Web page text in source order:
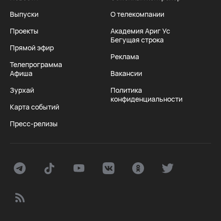
Выпуски
Проекты
Прямой эфир
Телепрограмма
Афиша
Зурхай
Карта событий
Пресс-релизы
О телекомпании
Академия Ариг Ус
Бегущая строка
Реклама
Вакансии
Политика
конфиденциальности